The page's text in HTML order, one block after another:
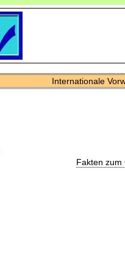
Internationale
Fakten zum